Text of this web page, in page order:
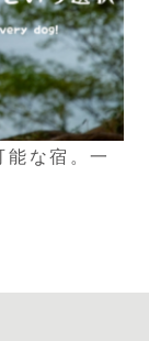
能な宿。一